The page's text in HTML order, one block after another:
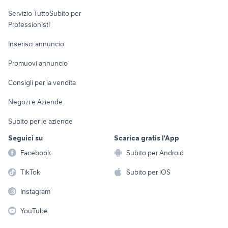
Informatica
Console e
Fotografia
Telefonia
Biciclette
Servizio TuttoSubito per
Professionisti
Inserisci annuncio
Promuovi annuncio
Consigli per la vendita
Negozi e Aziende
Subito per le aziende
Seguici su
Facebook
TikTok
Instagram
YouTube
Scarica gratis l'App
Subito per Android
Subito per iOS